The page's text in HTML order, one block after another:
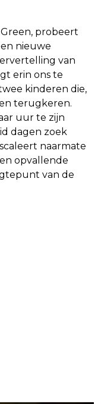
probeert
nieuwe
van
erin ons te
kinderen die,
terugkeren.
uur te zijn
dagen zoek
naarmate
opvallende
van de